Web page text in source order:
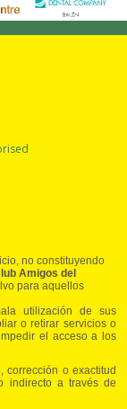
no constituyendo
Amigos del
para aquellos
utilización de sus
o retirar servicios o
el acceso a los
corrección o exactitud
indirecto a través de